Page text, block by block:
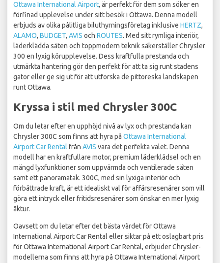
Ottawa International Airport, är perfekt för dem som söker en
förfinad upplevelse under sitt besök i Ottawa. Denna modell
erbjuds av olika pålitliga biluthyrningsföretag inklusive HERTZ,
ALAMO, BUDGET, AVIS och ROUTES. Med sitt rymliga interiör,
läderklädda säten och toppmodern teknik säkerställer Chrysler
300 en lyxig körupplevelse. Dess kraftfulla prestanda och
utmärkta hantering gör den perfekt för att ta sig runt stadens
gator eller ge sig ut för att utforska de pittoreska landskapen
runt Ottawa.
Kryssa i stil med Chrysler 300C
Om du letar efter en upphöjd nivå av lyx och prestanda kan
Chrysler 300C som finns att hyra på Ottawa International
Airport Car Rental från AVIS vara det perfekta valet. Denna
modell har en kraftfullare motor, premium läderklädsel och en
mängd lyxfunktioner som uppvärmda och ventilerade säten
samt ett panoramatak. 300C, med sin lyxiga interiör och
förbättrade kraft, är ett idealiskt val för affärsresenärer som vill
göra ett intryck eller fritidsresenärer som önskar en mer lyxig
åktur.
Oavsett om du letar efter det bästa värdet för Ottawa
International Airport Car Rental eller siktar på ett oslagbart pris
för Ottawa International Airport Car Rental, erbjuder Chrysler-
modellerna som finns att hyra på Ottawa International Airport